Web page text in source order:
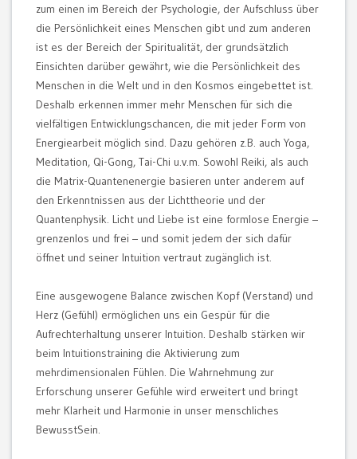
zum einen im Bereich der Psychologie, der Aufschluss über
die Persönlichkeit eines Menschen gibt und zum anderen
ist es der Bereich der Spiritualität, der grundsätzlich
Einsichten darüber gewährt, wie die Persönlichkeit des
Menschen in die Welt und in den Kosmos eingebettet ist.
Deshalb erkennen immer mehr Menschen für sich die
vielfältigen Entwicklungschancen, die mit jeder Form von
Energiearbeit möglich sind. Dazu gehören z.B. auch Yoga,
Meditation, Qi-Gong, Tai-Chi u.v.m. Sowohl Reiki, als auch
die Matrix-Quantenenergie basieren unter anderem auf
den Erkenntnissen aus der Lichttheorie und der
Quantenphysik. Licht und Liebe ist eine formlose Energie –
grenzenlos und frei – und somit jedem der sich dafür
öffnet und seiner Intuition vertraut zugänglich ist.
Eine ausgewogene Balance zwischen Kopf (Verstand) und
Herz (Gefühl) ermöglichen uns ein Gespür für die
Aufrechterhaltung unserer Intuition. Deshalb stärken wir
beim Intuitionstraining die Aktivierung zum
mehrdimensionalen Fühlen. Die Wahrnehmung zur
Erforschung unserer Gefühle wird erweitert und bringt
mehr Klarheit und Harmonie in unser menschliches
BewusstSein.